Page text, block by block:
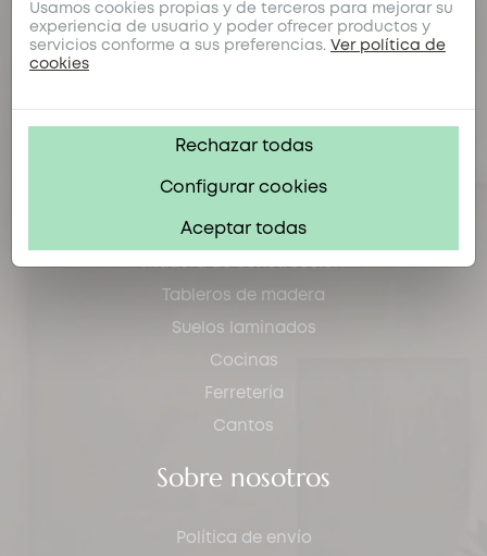
Usamos cookies propias y de terceros para mejorar su
experiencia de usuario y poder ofrecer productos y
servicios conforme a sus preferencias. Ver política de
cookies
Rechazar todas
Configurar cookies
Aceptar todas
Transformación y distribución de todo tipo de
maderas y sus derivados
SALAMANCA / MADRID
Nuestro producto
Tableros de madera
Suelos laminados
Cocinas
Ferretería
Cantos
Sobre nosotros
Política de envío